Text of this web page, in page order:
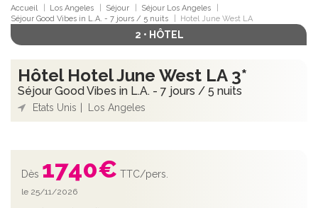
Accueil Los Angeles Séjour
Séjour Los Angeles
Séjour Good Vibes in L.A. - 7 jours / 5 nuits
Hotel June West LA
2 • HÔTEL
Hôtel Hotel June West LA 3*
Séjour Good Vibes in L.A. - 7 jours / 5 nuits
Etats Unis Los Angeles
Dès 1740€ TTC/pers.
le 25/11/2026